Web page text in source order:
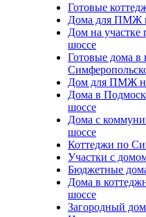
Готовые
Дома для ПМЖ
Дом на
шоссе
Готовые дома в
Дом для ПМЖ
Дома в
шоссе
Дома с
шоссе
Коттеджи по
Участки с
Бюджетные
Дома в
шоссе
Загородный